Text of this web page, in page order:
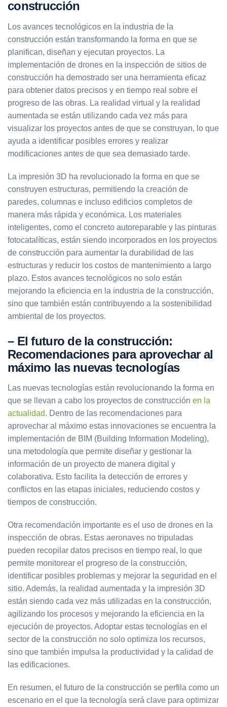
construcción
Los avances tecnológicos en la industria de la
construcción están transformando la forma en que se
planifican, diseñan y ejecutan proyectos. La
implementación de drones en la inspección de sitios de
construcción ha demostrado ser una herramienta eficaz
para obtener datos precisos y en tiempo real sobre el
progreso de las obras. La realidad virtual y la realidad
aumentada se están utilizando cada vez más para
visualizar los proyectos antes de que se construyan, lo que
ayuda a identificar posibles errores y realizar
modificaciones antes de que sea demasiado tarde.
La impresión 3D ha revolucionado la forma en que se
construyen estructuras, permitiendo la creación de
paredes, columnas e incluso edificios completos de
manera más rápida y económica. Los materiales
inteligentes, como el concreto autoreparable y las pinturas
fotocatalíticas, están siendo incorporados en los proyectos
de construcción para aumentar la durabilidad de las
estructuras y reducir los costos de mantenimiento a largo
plazo. Estos avances tecnológicos no solo están
mejorando la eficiencia en la industria de la construcción,
sino que también están contribuyendo a la sostenibilidad
ambiental de los proyectos.
– El futuro de la construcción:
Recomendaciones para aprovechar al
máximo las nuevas tecnologías
Las nuevas tecnologías están revolucionando la forma en
que se llevan a cabo los proyectos de construcción en la
actualidad. Dentro de las recomendaciones para
aprovechar al máximo estas innovaciones se encuentra la
implementación de BIM (Building Information Modeling),
una metodología que permite diseñar y gestionar la
información de un proyecto de manera digital y
colaborativa. Esto facilita la detección de errores y
conflictos en las etapas iniciales, reduciendo costos y
tiempos de construcción.
Otra recomendación importante es el uso de drones en la
inspección de obras. Estas aeronaves no tripuladas
pueden recopilar datos precisos en tiempo real, lo que
permite monitorear el progreso de la construcción,
identificar posibles problemas y mejorar la seguridad en el
sitio. Además, la realidad aumentada y la impresión 3D
están siendo cada vez más utilizadas en la construcción,
agilizando los procesos y mejorando la eficiencia en la
ejecución de proyectos. Adoptar estas tecnologías en el
sector de la construcción no solo optimiza los recursos,
sino que también impulsa la productividad y la calidad de
las edificaciones.
En resumen, el futuro de la construcción se perfila como un
escenario en el que la tecnología será clave para optimizar